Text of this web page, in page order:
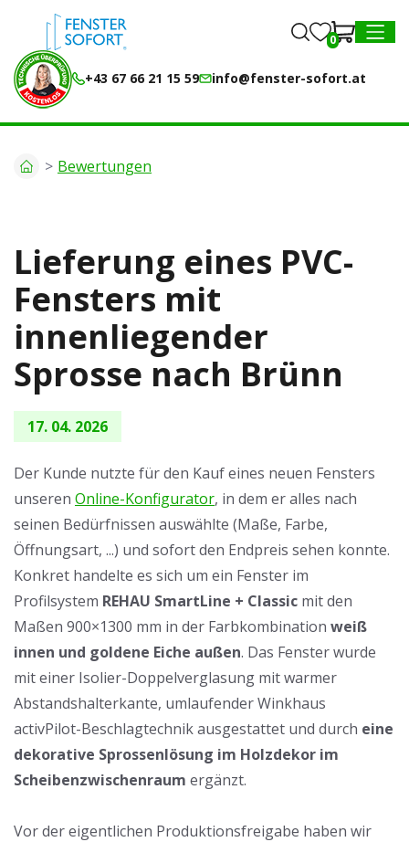
MENU
+43 67 66 21 15 59 info@fenster-sofort.at
0
Bewertungen
Lieferung eines PVC-
Fensters mit
innenliegender
Sprosse nach Brünn
17. 04. 2026
Der Kunde nutzte für den Kauf eines neuen Fensters
unseren Online-Konfigurator, in dem er alles nach
seinen Bedürfnissen auswählte (Maße, Farbe,
Öffnungsart, ...) und sofort den Endpreis sehen konnte.
Konkret handelte es sich um ein Fenster im
Profilsystem REHAU SmartLine + Classic mit den
Maßen 900×1300 mm in der Farbkombination weiß
innen und goldene Eiche außen. Das Fenster wurde
mit einer Isolier-Doppelverglasung mit warmer
Abstandshalterkante, umlaufender Winkhaus
activPilot-Beschlagtechnik ausgestattet und durch eine
dekorative Sprossenlösung im Holzdekor im
Scheibenzwischenraum ergänzt.
Vor der eigentlichen Produktionsfreigabe haben wir